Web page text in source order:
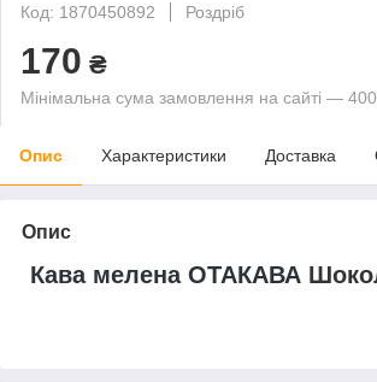
Код: 1870450892
Роздріб
170 ₴
Мінімальна сума замовлення на сайті —
Опис Характеристики Доставка
Опис
Кава мелена ОТАКАВА